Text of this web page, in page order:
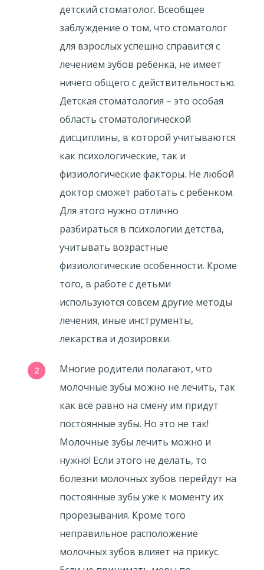
детский стоматолог. Всеобщее
заблуждение о том, что стоматолог
для взрослых успешно справится с
лечением зубов ребёнка, не имеет
ничего общего с действительностью.
Детская стоматология – это особая
область стоматологической
дисциплины, в которой учитываются
как психологические, так и
физиологические факторы. Не любой
доктор сможет работать с ребёнком.
Для этого нужно отлично
разбираться в психологии детства,
учитывать возрастные
физиологические особенности. Кроме
того, в работе с детьми
используются совсем другие методы
лечения, иные инструменты,
лекарства и дозировки.
Многие родители полагают, что
молочные зубы можно не лечить, так
как всё равно на смену им придут
постоянные зубы. Но это не так!
Молочные зубы лечить можно и
нужно! Если этого не делать, то
болезни молочных зубов перейдут на
постоянные зубы уже к моменту их
прорезывания. Кроме того
неправильное расположение
молочных зубов влияет на прикус.